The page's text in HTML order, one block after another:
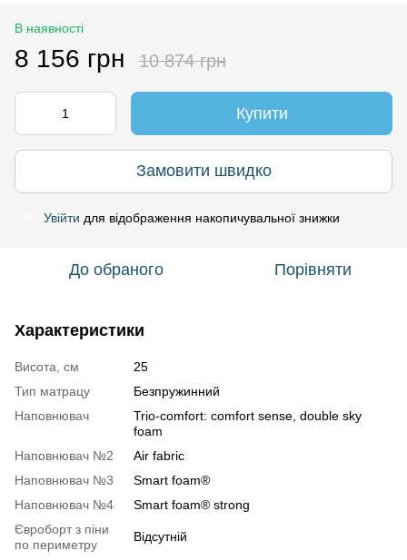
В наявності
8 156 грн 10 874 грн
Купити
Замовити швидко
Увійти для відображення накопичувальної знижки
До обраного Порівняти
Характеристики
Висота, см
25
Тип матрацу
Безпружинний
Наповнювач
Trio-comfort: comfort sense, double sky
foam
Наповнювач №2
Air fabric
Наповнювач №3
Smart foam®
Наповнювач №4
Smart foam® strong
Євроборт з піни
по периметру
Відсутній